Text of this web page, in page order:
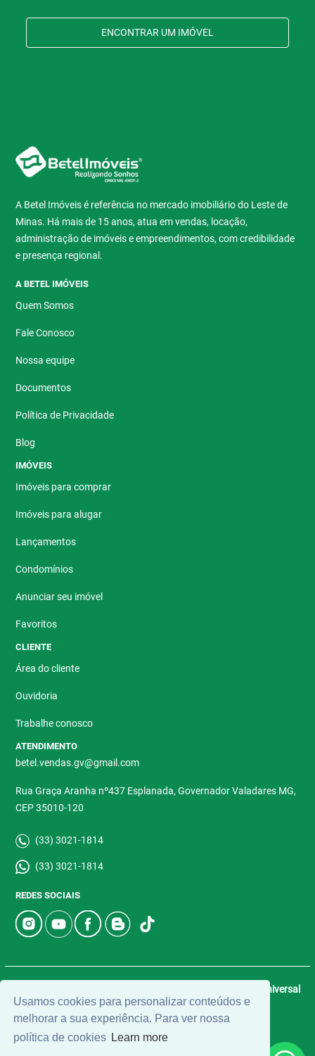
Usamos cookies para personalizar conteúdos e
melhorar a sua experiência. Para ver nossa
política de cookies Learn more
ENCONTRAR UM IMÓVEL
A Betel Imóveis é referência no mercado imobiliário do Leste de
Minas. Há mais de 15 anos, atua em vendas, locação,
administração de imóveis e empreendimentos, com credibilidade
e presença regional.
A BETEL IMÓVEIS
Quem Somos
Fale Conosco
Nossa equipe
Documentos
Política de Privacidade
Blog
IMÓVEIS
Imóveis para comprar
Imóveis para alugar
Lançamentos
Condomínios
Anunciar seu imóvel
Favoritos
CLIENTE
Área do cliente
Ouvidoria
Trabalhe conosco
ATENDIMENTO
betel.vendas.gv@gmail.com
Rua Graça Aranha nº437 Esplanada, Governador Valadares MG,
CEP 35010-120
(33) 3021-1814
(33) 3021-1814
REDES SOCIAIS
Universal
Software.